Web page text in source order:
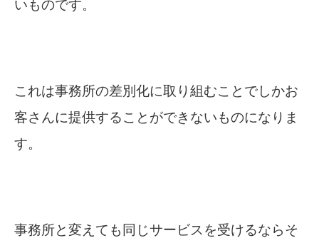
いものです。
これは事務所の差別化に取り組むことでしかお
客さんに提供することができないものになりま
す。
事務所と変えても同じサービスを受けるならそ